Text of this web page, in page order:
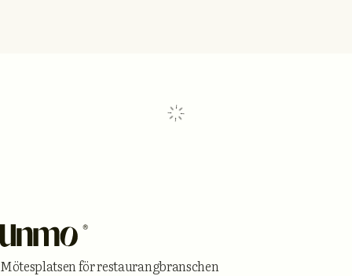
Laddar...
Mötesplatsen för restaurangbranschen